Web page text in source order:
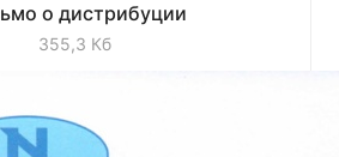
о дистрибуции
355,3 Кб